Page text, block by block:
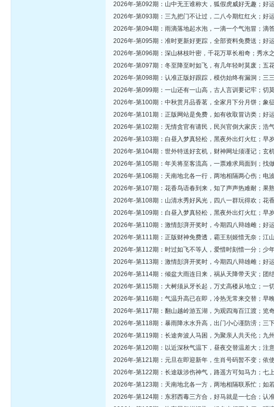
2026年-第092期：山中无王谁称大，狐假虎威好无趣；好
2026年-第093期：三九把门不让过，二八今期红红火；好
2026年-第094期：雨滴落地起水泡，一滴一个气泡冒；滴
2026年-第095期：准时更新好更踪，全部资料免费送；好
2026年-第096期：深山林枝叶密，千花万草长相奇；秀水
2026年-第097期：冬至降至时如飞，有几年轻时莫废；五
2026年-第098期：认准正版好跟踪，模仿始终有漏洞；三
2026年-第099期：一山还有一山高，古人言训要记牢；切
2026年-第100期：中秋赏月品香茗，全家月下分月饼；象
2026年-第101期：正版网站是免费，如有收取冒访类；好
2026年-第102期：无情贪官有请民，民兴官倒大家庆；浩
2026年-第103期：白昼入梦真轻松，黑夜外出灯火红；早
2026年-第104期：世外特送好玄机，财神网址须谨记；玄
2026年-第105期：年关将至客流高，一票难求局面到；找
2026年-第106期：天南地北各一行，两地相隔两心伤；电
2026年-第107期：花香鸟语春到来，知了声声热难耐；果
2026年-第108期：山清水秀好风光，四八一群玩得欢；花
2026年-第109期：白昼入梦真轻松，黑夜外出灯火红；早
2026年-第110期：激情彭湃开奖时，今期四八辩雄雌；好
2026年-第111期：正版财神免费透，霸王别姬惜无奈；江
2026年-第112期：时过如飞不等人，爱惜时刻惜一分；少
2026年-第113期：激情彭湃开奖时，今期四八辩雄雌；好
2026年-第114期：倾盆大雨连日来，祸从天降带天灾；团
2026年-第115期：大树须从牙长起，万丈高楼从地立；一
2026年-第116期：气温升高已在即，冷热无常来交替；早
2026年-第117期：翻山越岭游五湖，为观四海百江渡；览
2026年-第118期：暴雨降水水升高，出门小心谨防涝；三
2026年-第119期：长途奔波人马困，为聚亲人共天伦；九
2026年-第120期：以近深秋气温下，昼夜交替温差大；注
2026年-第121期：元旦在即迎新年，生肖号码暂不变；依
2026年-第122期：长途跋涉伤神气，路遥方可知马力；七
2026年-第123期：天南地北各一方，两地相隔联系忙；如
2026年-第124期：东邪西毒三方合，好马就是一七合；认